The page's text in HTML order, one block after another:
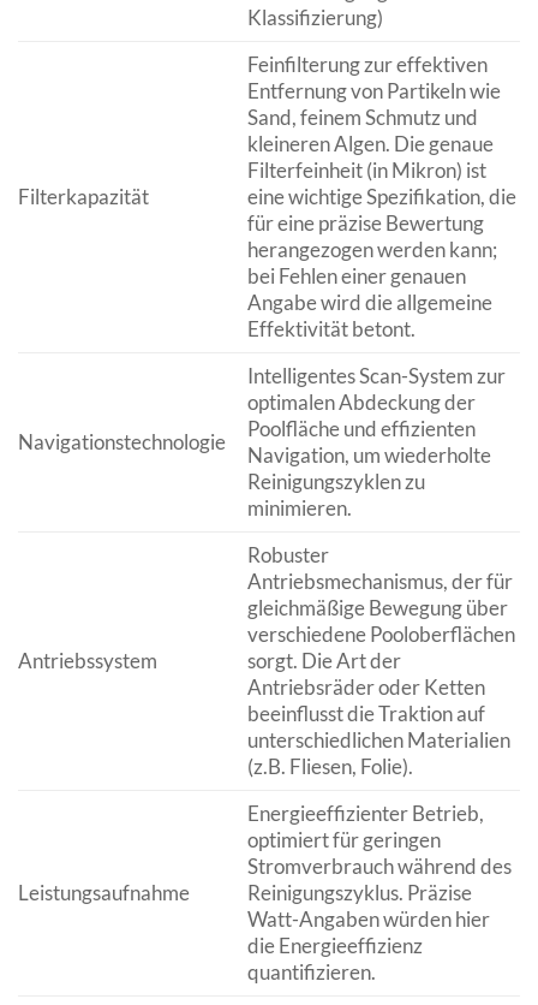
Klassifizierung)
Filterkapazität
Feinfilterung zur effektiven
Entfernung von Partikeln wie
Sand, feinem Schmutz und
kleineren Algen. Die genaue
Filterfeinheit (in Mikron) ist
eine wichtige Spezifikation, die
für eine präzise Bewertung
herangezogen werden kann;
bei Fehlen einer genauen
Angabe wird die allgemeine
Effektivität betont.
Navigationstechnologie
Intelligentes Scan-System zur
optimalen Abdeckung der
Poolfläche und effizienten
Navigation, um wiederholte
Reinigungszyklen zu
minimieren.
Antriebssystem
Robuster
Antriebsmechanismus, der für
gleichmäßige Bewegung über
verschiedene Pooloberflächen
sorgt. Die Art der
Antriebsräder oder Ketten
beeinflusst die Traktion auf
unterschiedlichen Materialien
(z.B. Fliesen, Folie).
Leistungsaufnahme
Energieeffizienter Betrieb,
optimiert für geringen
Stromverbrauch während des
Reinigungszyklus. Präzise
Watt-Angaben würden hier
die Energieeffizienz
quantifizieren.